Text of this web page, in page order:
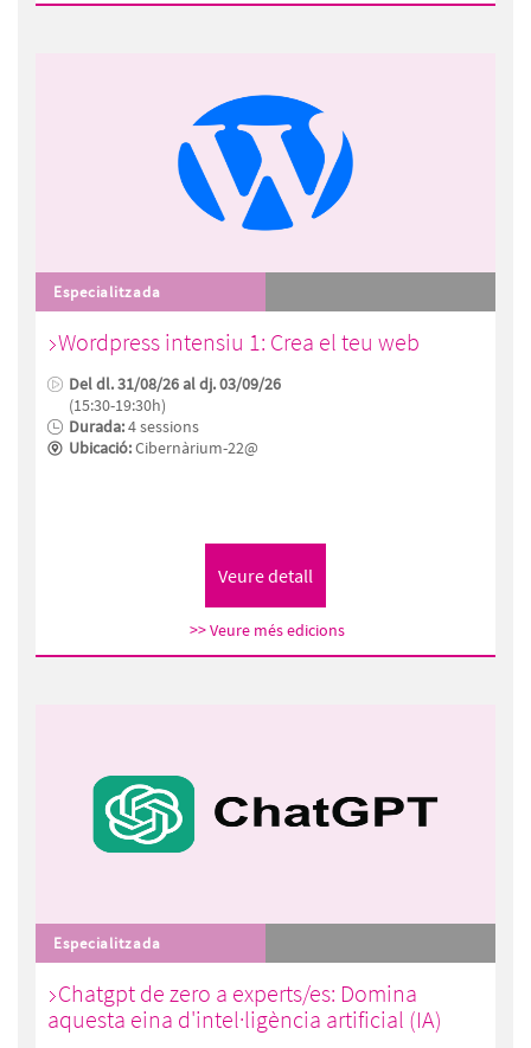
Especialitzada
Wordpress intensiu 1: Crea el teu web
Del dl. 31/08/26 al dj. 03/09/26
(15:30-19:30h)
Durada:4 sessions
Ubicació:Cibernàrium-22@
>> Veure més edicions
Especialitzada
Chatgpt de zero a experts/es: Domina
aquesta eina d'intel·ligència artificial (IA)